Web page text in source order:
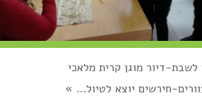
לשבת-דיור מוגן קרית מלאכי
חירשים יוצא לטיול…»